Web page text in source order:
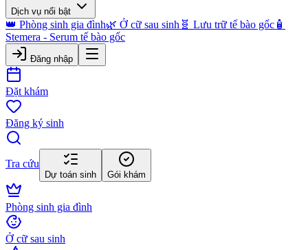
Dịch vụ nổi bật
👑 Phòng sinh gia đình🌿 Ở cữ sau sinh 🧬 Lưu trữ tế bào gốc 🧴
Stemera - Serum tế bào gốc
Đăng nhập
Đặt khám
Đăng ký sinh
Tra cứu
Dự toán sinh Gói khám
Phòng sinh gia đình
Ở cữ sau sinh